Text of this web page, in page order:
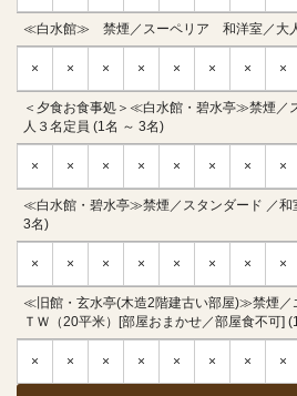
≪白水館≫ 禁煙／スーペリア 和洋室／大
× × × × × × × ×
＜夕食お食事処＞≪白水館・碧水亭≫禁煙／
人３名定員 (1名 ～ 3名)
× × × × × × × ×
≪白水館・碧水亭≫禁煙／スタンダード ／和
3名)
× × × × × × × ×
≪旧館・玄水亭(木造2階建古い部屋)≫禁煙／
ＴＷ（20平米）[部屋おまかせ／部屋食不可]
× × × × × × × ×